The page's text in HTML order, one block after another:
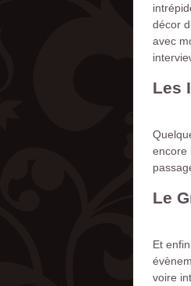
décor
avec
Les
encore
Le
Et
voire